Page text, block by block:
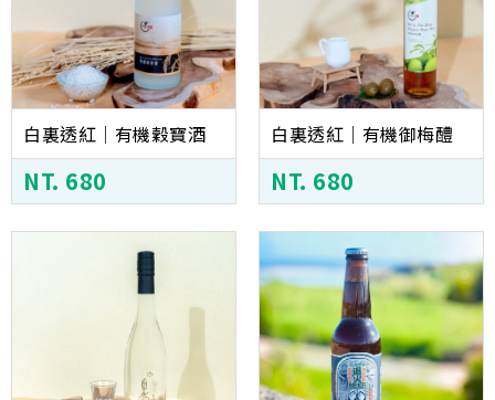
白裏透紅│有機穀寶酒
NT. 680
白裏透紅│有機御梅醴
NT. 680